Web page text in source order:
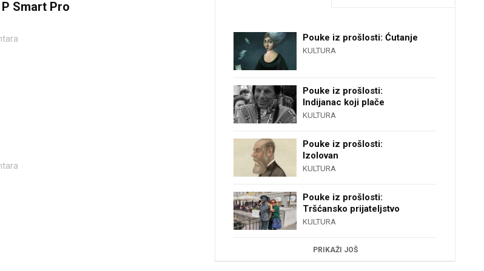
Smart Pro
Pouke iz prošlosti: Ćutanje
KULTURA
Pouke iz prošlosti:
Indijanac koji plače
KULTURA
Pouke iz prošlosti:
Izolovan
KULTURA
Pouke iz prošlosti:
Tršćansko prijateljstvo
KULTURA
PRIKAŽI JOŠ